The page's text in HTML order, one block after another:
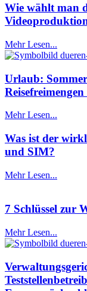
Wie wählt man
Mehr Lesen...
Urlaub:
Mehr Lesen...
Was ist der
und SIM?
Mehr Lesen...
7 Schlüssel zur
Mehr Lesen...